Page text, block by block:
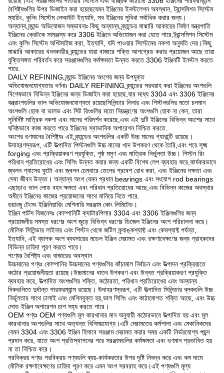
বৈশিষ্ট্যগুলির উপর ডিজাইন করা হয়েছেযেমন ইঞ্জিনের ইনস্টলেশন অবস্থান, ট্রান্সমিশন সিস্টেম
ম্যাচিং, কুলিং সিস্টেম লেআউট ইত্যাদি, সব ইঞ্জিনের সুবিধা সর্বাধিক করার জন্য।
অন্যান্য ব্র্যান্ড অভিযোজন সম্ভাবনাঃ কিছু অন্যান্য ব্র্যান্ডের মাঝারি আকারের নির্মাণ যন্ত্রপাতি
ইঞ্জিনের ক্রেটকে সামঞ্জস্য করে 3306 ইঞ্জিনে অভিযোজন করা যেতে পারে,ট্রান্সমিশন সিস্টেম
এবং কুলিং সিস্টেম অপ্টিমাইজ করা, ইত্যাদি, যদি পাওয়ার সিস্টেমের নকশা অনুমতি দেয়।কিছু
মাঝারি আকারের খননকারীর ব্র্যান্ডের যারা বাজারে শক্তি আপগ্রেড করার প্রয়োজন আছে তারা
যুক্তিসঙ্গত পরিবর্তন করে সরঞ্জামগুলির কর্মক্ষমতা উন্নত করতে 3306 ইঞ্জিনটি ইনস্টল করতে
পারে.
DAILY REFINING ব্র্যান্ড ইঞ্জিনের অংশের জন্য উপযুক্ত
অভিযোজনযোগ্যতার বর্ণনাঃ DAILY REFINING ব্র্যান্ডের সরবরাহ করা ইঞ্জিনের অংশগুলি
বিশেষভাবে বিভিন্ন ইঞ্জিনের জন্য ডিজাইন করা হয়েছে,যার মধ্যে 3304 এবং 3306 ইঞ্জিনের
যন্ত্রাংশগুলির ভাল অভিযোজনযোগ্যতা রয়েছেসিলিন্ডার লিনার এবং পিস্টনগুলির মতো চলমান
অংশগুলি হোক বা ভালভ এবং সিট রিংগুলির মতো নিয়ন্ত্রণের অংশগুলি হোক না কেন, তারা
সুনির্দিষ্ট মাত্রিক নকশা এবং মানের পরিদর্শন করেছে,এবং এই দুটি ইঞ্জিনের বিভিন্ন অংশের সাথে
ঘনিষ্ঠভাবে কাজ করতে পারে ইঞ্জিনের স্বাভাবিক অপারেশন নিশ্চিত করতে.
অংশের গুণমানের বৈশিষ্ট্যঃ এই ব্র্যান্ডের অংশগুলির একটি উচ্চ মানের গ্যারান্টি রয়েছে।
উদাহরণস্বরূপ, এটি উত্পাদিত পিস্টনগুলি উচ্চ মানের খাদ উপকরণ থেকে তৈরি,এবং পরে সূক্ষ্ম
forging এবং প্রক্রিয়াকরণ প্রযুক্তি, পৃষ্ঠ মসৃণ এবং মাত্রিক নির্ভুলতা উচ্চ। পিস্টন রিং
পরিধান প্রতিরোধের এবং সিলিং উন্নত করার জন্য একটি বিশেষ লেপ ব্যবহার করে,কার্যকরভাবে
জ্বলন গ্যাসের ফুটো এবং জ্বলন চেম্বারে তেলের প্রবেশ রোধ করা, এবং ইঞ্জিনের দক্ষতা এবং
সেবা জীবন উন্নত। অন্যান্য অংশ যেমন প্রধান bearings এবং সংযোগ rod bearings
এছাড়াও ভাল লোড বহন ক্ষমতা এবং পরিধান প্রতিরোধের আছে,এবং বিভিন্ন কাজের অবস্থার
অধীনে ইঞ্জিনের কাজের প্রয়োজনের সাথে মানিয়ে নিতে পারে.
গুয়াংজু টেংসং ইঞ্জিনিয়ারিং মেশিনারি সরঞ্জাম কোং লিমিটেড।
ইঞ্জিন পার্টস বিজনেসঃ কোম্পানিটি ক্যাটারপিলার 3304 এবং 3306 ইঞ্জিনগুলির জন্য
প্রয়োজনীয় সমস্ত ধরণের অংশ জুড়ে বিভিন্ন ধরণের ডিজেল ইঞ্জিনের অংশ পরিচালনা করে।
মৌলিক সিলিন্ডার লাইনার এবং পিস্টন থেকে জটিল ক্র্যাঙ্কশ্যাফ্ট এবং কেমশ্যাফ্ট পর্যন্ত,
ইত্যাদি, এই ব্যাপক অংশ ব্যবসায়ের মডেল ইঞ্জিন মেরামত এবং রক্ষণাবেক্ষণের জন্য গ্রাহকদের
বিভিন্ন চাহিদা পূরণ করতে পারে।
পণ্যের বৈশিষ্ট্য এবং বাজারের অবস্থান
উচ্চমানের পণ্যঃ কোম্পানির উচ্চমানের পণ্যগুলির কাঁচামাল নির্বাচন এবং উত্পাদন প্রক্রিয়াতে
কঠোর প্রয়োজনীয়তা রয়েছে।উচ্চমানের ধাতব উপকরণ এবং উন্নত প্রক্রিয়াকরণ প্রযুক্তি
ব্যবহার করে, উত্পাদিত অংশগুলির শক্তি, কঠোরতা, পরিধান প্রতিরোধের এবং অন্যান্য
দিকগুলিতে দুর্দান্ত পারফরম্যান্স রয়েছে। উদাহরণস্বরূপ, এটি উত্পাদিত সিলিন্ডার ব্লকগুলি উচ্চ
নির্ভুলতার সাথে ঢালাই এবং মেশিনযুক্ত হয়,ভাল সিলিং এবং কাঠামোগত শক্তি আছে, এবং উচ্চ
লোড ইঞ্জিন অপারেশন চাপ সহ্য করতে পারে।
OEM পণ্যঃ OEM পণ্যগুলি মূল কারখানার মান অনুযায়ী কঠোরভাবে উত্পাদিত হয় এবং মূল
কারখানার অংশগুলির সাথে অত্যন্ত বিনিময়যোগ্য।এটি মেরামতের কর্মশালা এবং মেকানিকদের
যেমন 3304 এবং 3306 ইঞ্জিন হিসাবে সরঞ্জাম মেরামত করার সময় একটি নির্ভরযোগ্য পছন্দ
প্রদান করে, যাতে অংশ প্রতিস্থাপনের পরে সরঞ্জামগুলির কর্মক্ষমতা এবং গুণমান প্রভাবিত হয়
না তা নিশ্চিত করে।
পরবিক্রয় পণ্যঃ পরবিক্রয় পণ্যগুলি ব্যয়-কার্যকরতার উপর দৃষ্টি নিবদ্ধ করে এবং কম দামে
মৌলিক রক্ষণাবেক্ষণের চাহিদা পূরণ করে এমন অংশ সরবরাহ করে।এই পণ্যগুলি মূল্য